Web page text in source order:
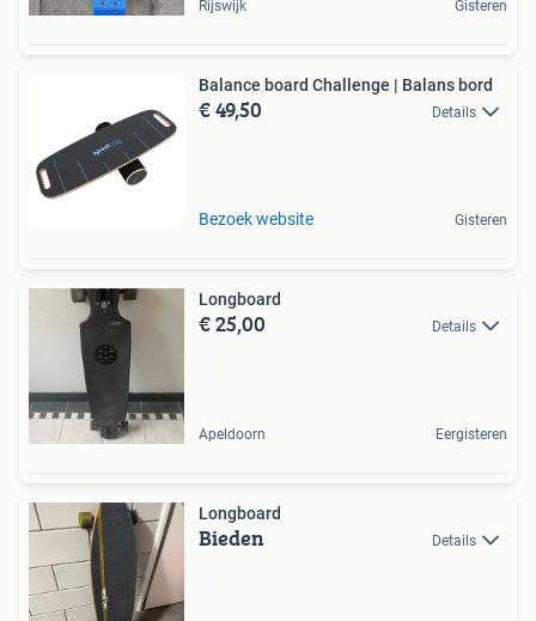
Rijswijk Gisteren
Balance board Challenge | Balans bord
€ 49,50 Details
Bezoek website Gisteren
Longboard
€ 25,00 Details
Apeldoorn Eergisteren
Longboard
Bieden Details